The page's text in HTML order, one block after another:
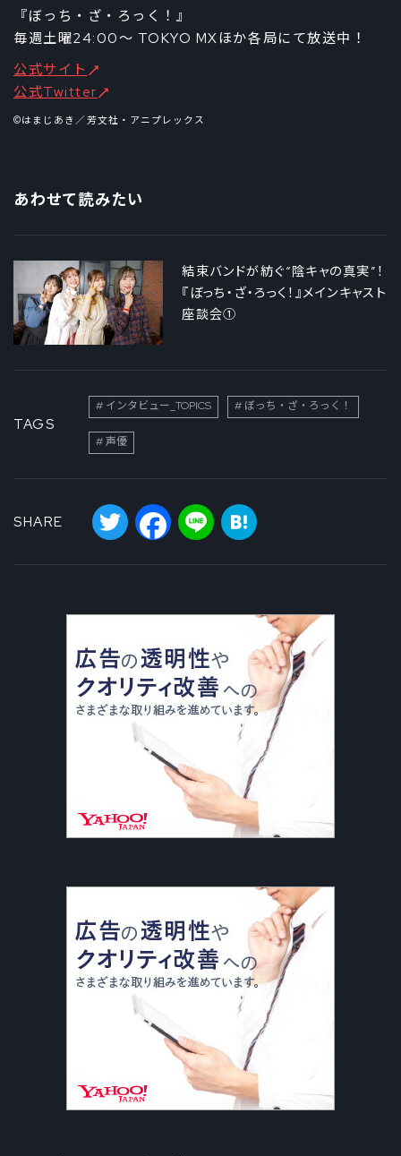
『ぼっち・ざ・ろっく！』
毎週土曜24:00～ TOKYO MXほか各局にて放送中！
公式サイト
公式Twitter
©はまじあき／芳文社・アニプレックス
あわせて読みたい
結束バンドが紡ぐ“陰キャの真実”！
『ぼっち・ざ・ろっく！』メインキャスト
座談会①
TAGS
インタビュー_TOPICS ぼっち・ざ・ろっく！
声優
SHARE
Twitter Facebook
Line